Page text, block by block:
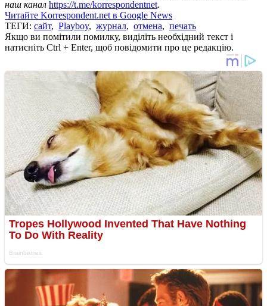
наш канал https://t.me/korrespondentnet.
Читайте Korrespondent.net в Google News
ТЕГИ: сайт, Playboy, журнал, отмена, печать
Якщо ви помітили помилку, виділіть необхідний текст і
натисніть Ctrl + Enter, щоб повідомити про це редакцію.